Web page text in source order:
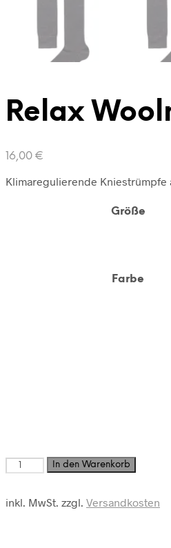
Relax
16,00 €
Klimaregulierende Kniestrümpfe
Größe
Farbe
Relax
Woolmix
In den Warenkorb
inkl. MwSt. zzgl. Versandkosten